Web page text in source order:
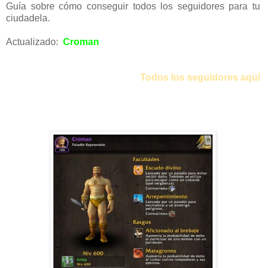
Guía sobre cómo conseguir todos los seguidores para tu
ciudadela.
Actualizado: Croman
Todos los seguidores aquí